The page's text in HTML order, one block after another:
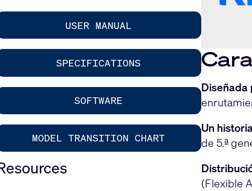
USER MANUAL
SPECIFICATIONS
SOFTWARE
MODEL TRANSITION CHART
Diseñada
Un
de 5.ª
(Flexible